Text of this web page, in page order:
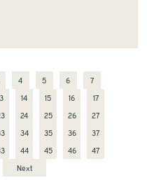
4 5 6
7
14 15 16
17
24 25 26
27
34 35 36
37
44 45 46
47
Next